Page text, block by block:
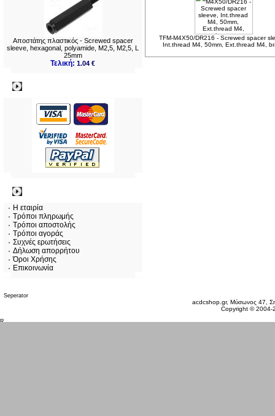
Αποστάτης πλαστικός - Screwed spacer
sleeve, hexagonal, polyamide, M2,5, M2,5, L
25mm
Τελική:1.04 €
Η εταιρία
Τρόποι πληρωμής
Τρόποι αποστολής
Τρόποι αγοράς
Συχνές ερωτήσεις
Δήλωση απορρήτου
Όροι Χρήσης
Επικοινωνία
TFM-M4X50/DR216 - Screwed spacer
Int.thread M4, 50mm, Ext.thread M4,
acdcshop.gr, Μύσωνος 47,
Copyright ©